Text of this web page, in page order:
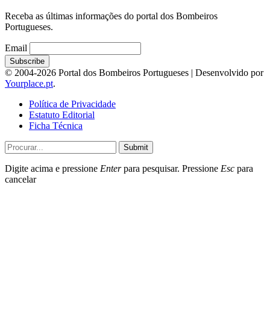
Receba as últimas informações do portal dos Bombeiros
Portugueses.
Email
© 2004-2026 Portal dos Bombeiros Portugueses | Desenvolvido por
Yourplace.pt.
Política de Privacidade
Estatuto Editorial
Ficha Técnica
Submit
Digite acima e pressione Enterpara pesquisar. Pressione Esc para
cancelar